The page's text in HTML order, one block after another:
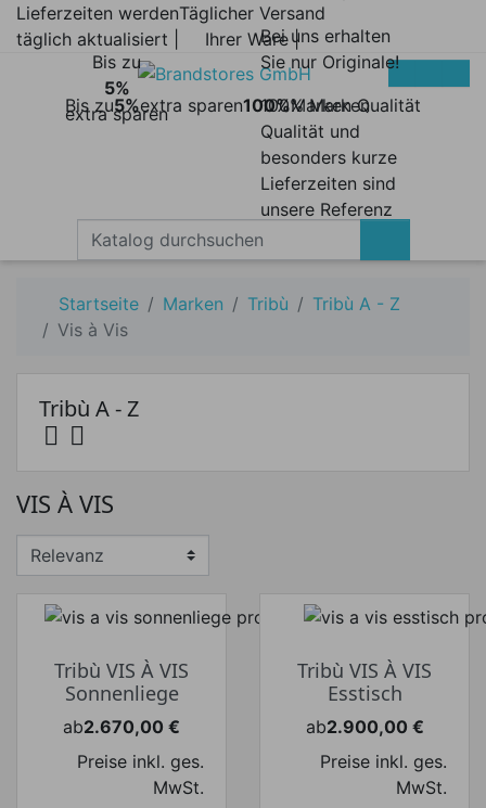
Lieferzeiten werden
täglich aktualisiert |
Täglicher Versand
Ihrer Ware |
Bis zu5%extra sparen
Bis zu
5%
extra sparen
100%Marken Qualität
Bei uns erhalten
Sie nur Originale!
100% Marken
Qualität und
besonders kurze
Lieferzeiten sind
unsere Referenz
Startseite Marken Tribù
Tribù A - Z
Vis à Vis
Preis von
Tribù A - Z
 
VIS À VIS
Tribù VIS À VIS
Sonnenliege
ab
Preis
2.670,00 €
Preise inkl. ges.
MwSt.
Tribù VIS À VIS
Esstisch
ab
Preis
2.900,00 €
Preise inkl. ges.
MwSt.